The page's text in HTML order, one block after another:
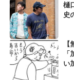
樋
史
い